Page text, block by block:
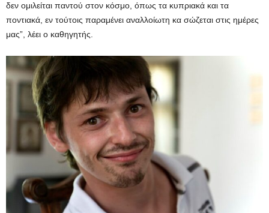
δεν ομιλείται παντού στον κόσμο, όπως τα κυπριακά και τα
ποντιακά, εν τούτοις παραμένει αναλλοίωτη κα σώζεται στις ημέρες
μας”, λέει ο καθηγητής.